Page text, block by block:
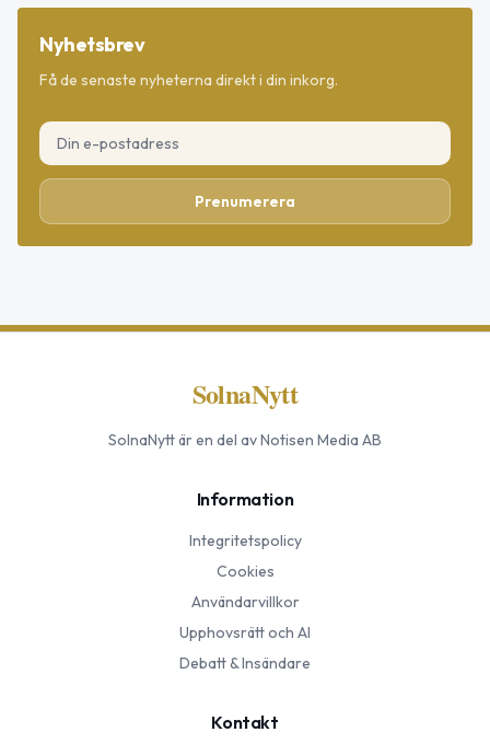
Nyhetsbrev
Få de senaste nyheterna direkt i din inkorg.
Prenumerera
SolnaNytt
SolnaNyttär en del av Notisen Media AB
Information
Integritetspolicy
Cookies
Användarvillkor
Upphovsrätt och AI
Debatt & Insändare
Kontakt